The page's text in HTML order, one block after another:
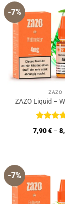
-7%
ZAZO
ZAZO Liquid –
Bewertet
mit5
7,90€ –
-7%